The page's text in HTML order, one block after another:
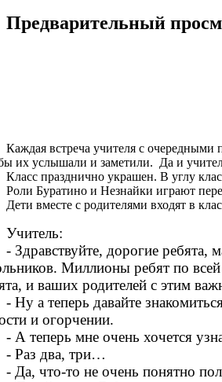
Предварительный
Каждая встреча учителя с
их услышали и заметили. Да и
Класс празднично украшен. В углу
Роли Буратино и Незнайки играют
Дети вместе с родителями входят в
Учитель:
- Здравствуйте, дорогие
Миллионы ребят по всей
и ваших родителей с этим
- Ну а теперь давайте
и огорчении.
- А теперь мне очень хочется
- Раз два, три…
- Да, что-то не очень понятно